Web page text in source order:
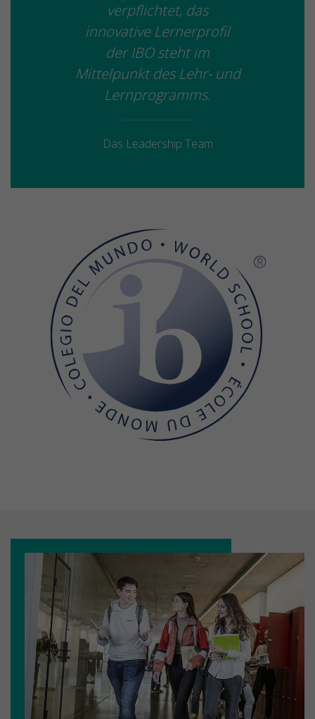
verpflichtet, das
innovative Lernerprofil
der IBO steht im
Mittelpunkt des Lehr- und
Lernprogramms.
Das Leadership Team